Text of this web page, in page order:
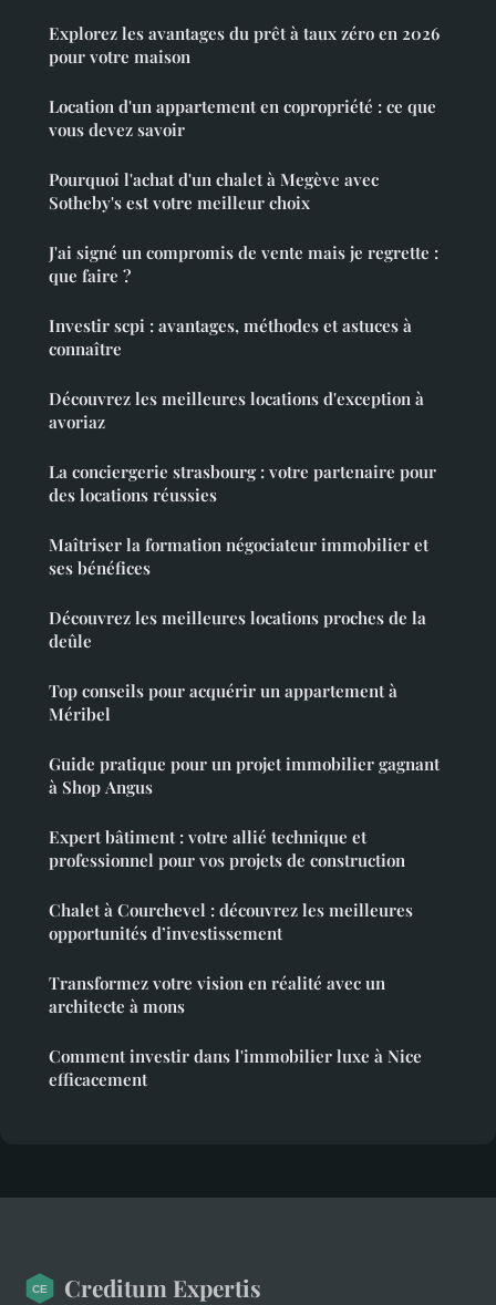
Explorez les avantages du prêt à taux zéro en 2026
pour votre maison
Location d'un appartement en copropriété : ce que
vous devez savoir
Pourquoi l'achat d'un chalet à Megève avec
Sotheby's est votre meilleur choix
J'ai signé un compromis de vente mais je regrette :
que faire ?
Investir scpi : avantages, méthodes et astuces à
connaître
Découvrez les meilleures locations d'exception à
avoriaz
La conciergerie strasbourg : votre partenaire pour
des locations réussies
Maîtriser la formation négociateur immobilier et
ses bénéfices
Découvrez les meilleures locations proches de la
deûle
Top conseils pour acquérir un appartement à
Méribel
Guide pratique pour un projet immobilier gagnant
à Shop Angus
Expert bâtiment : votre allié technique et
professionnel pour vos projets de construction
Chalet à Courchevel : découvrez les meilleures
opportunités d’investissement
Transformez votre vision en réalité avec un
architecte à mons
Comment investir dans l'immobilier luxe à Nice
efficacement
Creditum Expertis